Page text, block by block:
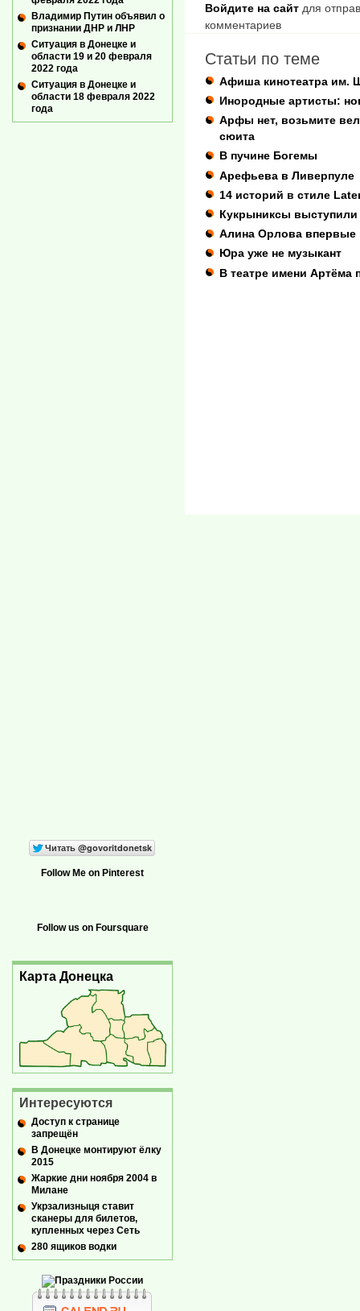
Войдите на сайт для
комментариев
Статьи по теме
Афиша кинотеатра им.
Инородные артисты:
Арфы нет, возьмите
сюита
В пучине Богемы
Арефьева в Ливерпуле
14 историй в стиле
Кукрыниксы выступили
Алина Орлова впервые
Юра уже не музыкант
В театре имени Артёма
Владимир Путин объявил о
признании ДНР и ЛНР
Ситуация в Донецке и
области 19 и 20 февраля
2022 года
Ситуация в Донецке и
области 18 февраля 2022
года
Follow Me on Pinterest
Follow us on Foursquare
Карта Донецка
Интересуются
Доступ к странице
запрещён
В Донецке монтируют ёлку
2015
Жаркие дни ноября 2004 в
Милане
Укрзализныця ставит
сканеры для билетов,
купленных через Сеть
280 ящиков водки